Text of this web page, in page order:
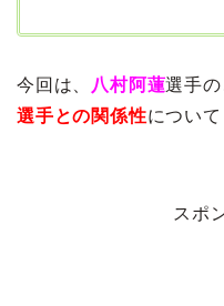
今回は、 八村阿蓮選手の
選手との関係性につい
スポ